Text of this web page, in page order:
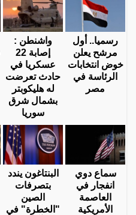
رسميا.. أول
مرشح يعلن
خوض انتخابات
الرئاسة في
مصر
واشنطن :
إصابة 22
عسكريا في
حادث تعرضت
له هليكوبتر
بشمال شرق
سوريا
سماع دوي
انفجار في
العاصمة
الأمريكية
البنتاغون يندد
بتصرفات
الصين
"الخطرة" في